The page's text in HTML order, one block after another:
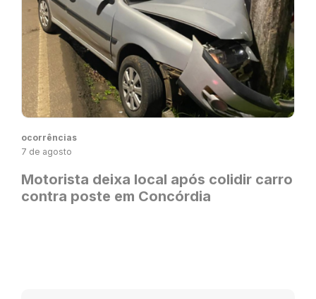
ocorrências
7 de agosto
Motorista deixa local após colidir carro
contra poste em Concórdia